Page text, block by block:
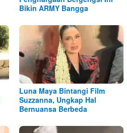
Bikin ARMY Bangga
Luna Maya Bintangi Film
Suzzanna, Ungkap Hal
Bernuansa Berbeda